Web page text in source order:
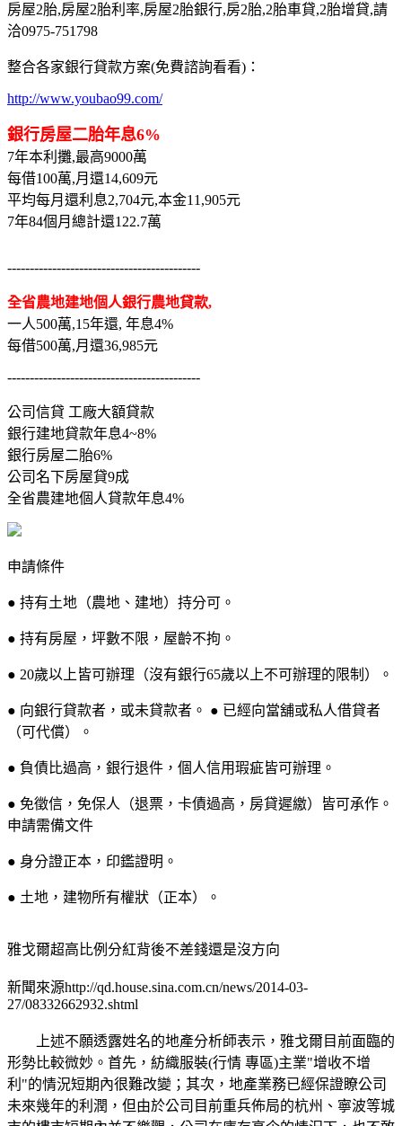
房屋2胎,房屋2胎利率,房屋2胎銀行,房2胎,2胎車貸,2胎增貸,請
洽0975-751798
整合各家銀行貸款方案(免費諮詢看看)：
http://www.youbao99.com/
銀行房屋二胎年息6%
7年本利攤,最高9000萬
每借100萬,月還14,609元
平均每月還利息2,704元,本金11,905元
7年84個月總計還122.7萬
-------------------------------------------
全省農地建地個人銀行農地貸款,
一人500萬,15年還, 年息4%
每借500萬,月還36,985元
-------------------------------------------
公司信貸 工廠大額貸款
銀行建地貸款年息4~8%
銀行房屋二胎6%
公司名下房屋貸9成
全省農建地個人貸款年息4%
申請條件
● 持有土地（農地、建地）持分可。
● 持有房屋，坪數不限，屋齡不拘。
● 20歲以上皆可辦理（沒有銀行65歲以上不可辦理的限制）。
● 向銀行貸款者，或未貸款者。 ● 已經向當舖或私人借貸者
（可代償）。
● 負債比過高，銀行退件，個人信用瑕疵皆可辦理。
● 免徵信，免保人（退票，卡債過高，房貸遲繳）皆可承作。
申請需備文件
● 身分證正本，印鑑證明。
● 土地，建物所有權狀（正本）。
雅戈爾超高比例分紅背後不差錢還是沒方向
新聞來源http://qd.house.sina.com.cn/news/2014-03-
27/08332662932.shtml
上述不願透露姓名的地產分析師表示，雅戈爾目前面臨的
形勢比較微妙。首先，紡織服裝(行情 專區)主業"增收不增
利"的情況短期內很難改變；其次，地產業務已經保證瞭公司
未來幾年的利潤，但由於公司目前重兵佈局的杭州、寧波等城